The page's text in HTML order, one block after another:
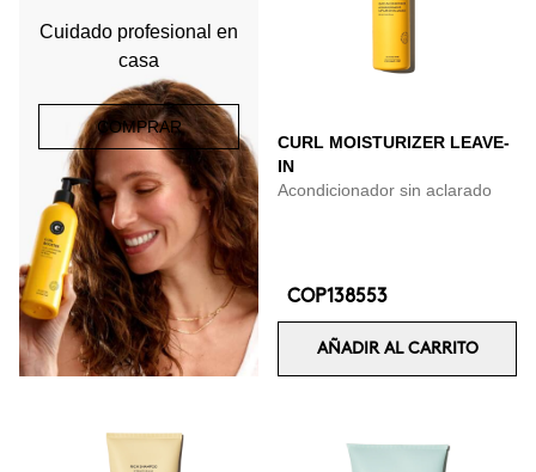
Cuidado profesional en
casa
COMPRAR
CURL MOISTURIZER LEAVE-
IN
Acondicionador sin aclarado
COP138553
AÑADIR AL CARRITO